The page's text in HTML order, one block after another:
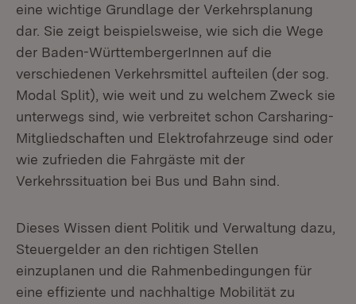
eine wichtige Grundlage der Verkehrsplanung
dar. Sie zeigt beispielsweise, wie sich die Wege
der Baden-WürttembergerInnen auf die
verschiedenen Verkehrsmittel aufteilen (der sog.
Modal Split), wie weit und zu welchem Zweck sie
unterwegs sind, wie verbreitet schon Carsharing-
Mitgliedschaften und Elektrofahrzeuge sind oder
wie zufrieden die Fahrgäste mit der
Verkehrssituation bei Bus und Bahn sind.
Dieses Wissen dient Politik und Verwaltung dazu,
Steuergelder an den richtigen Stellen
einzuplanen und die Rahmenbedingungen für
eine effiziente und nachhaltige Mobilität zu